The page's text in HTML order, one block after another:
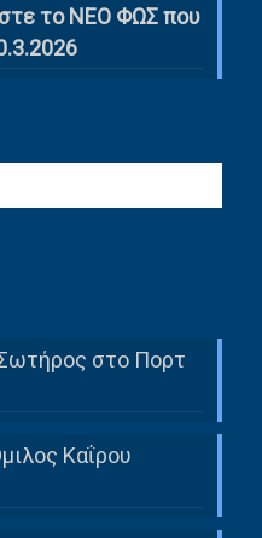
το ΝΕΟ ΦΩΣ που
στο Πορτ
Καΐρου